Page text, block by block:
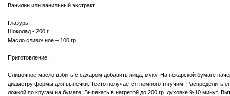
Ванилин или ванильный экстракт.
Глазурь:
Шоколад - 200 г.
Масло сливочное – 100 гр.
Приготовление:
Сливочное масло взбить с сахаром добавить яйца, муку. На пекарской бумаге
диаметру формы для выпечки. Тесто получается немного тягучим. Распределить
ложкой по кругам на бумаге. Выпекать в нагретой до 200 гр. духовке 9-10 минут.